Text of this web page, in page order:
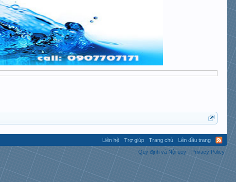
Liên hệ Trợ giúp Trang chủ
Lên đầu trang
Quy định và Nội quy
Privacy Policy